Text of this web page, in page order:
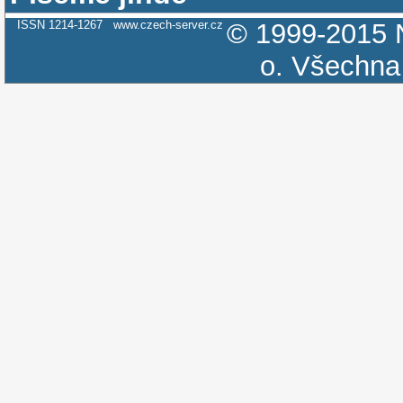
ISSN 1214-1267 www.czech-server.cz © 1999-2015
o.